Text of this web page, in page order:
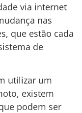
via internet
nas
que estão cada
de
utilizar um
existem
podem ser